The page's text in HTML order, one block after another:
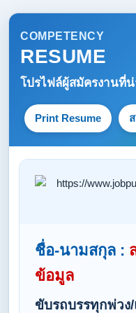
COMPETENCY
RESUME
โปรไฟล์ผู้สมัครงานที่
Print Resume
ชื่อ-นามสกุล :
ข้อมูล
ขับรถบรรทุกพ่วง